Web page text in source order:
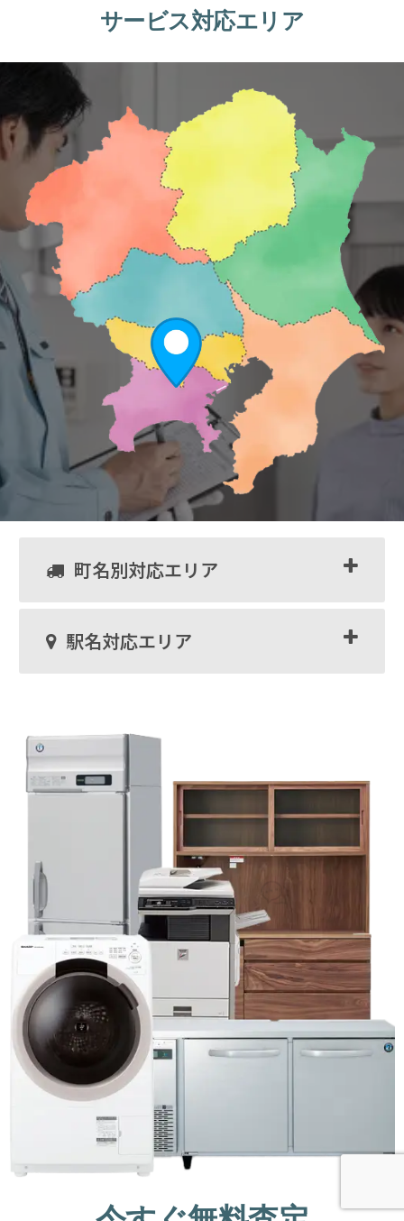
サービス対応エリア
町名別対応エリア
駅名対応エリア